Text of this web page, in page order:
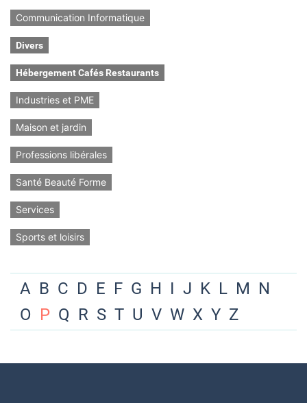
Communication Informatique
Divers
Hébergement Cafés Restaurants
Industries et PME
Maison et jardin
Professions libérales
Santé Beauté Forme
Services
Sports et loisirs
A B C D E F G H I J K L M N
O P Q R S T U V W X Y Z